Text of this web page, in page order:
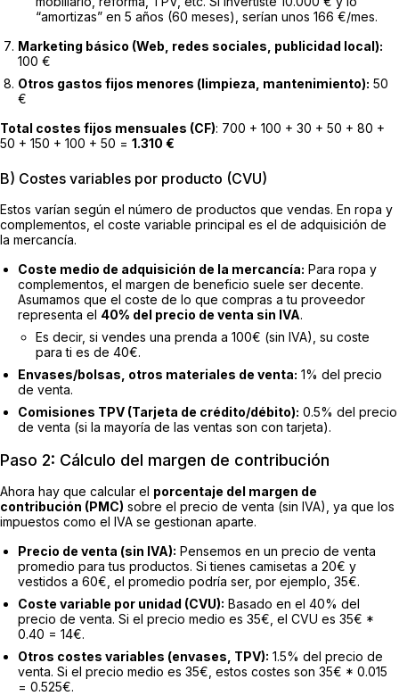
“amortizas” en 5 años (60 meses), serían unos 166 €/mes.
Marketing básico (Web, redes sociales, publicidad local):
100 €
Otros gastos fijos menores (limpieza, mantenimiento): 50
€
Total costes fijos mensuales (CF): 700 + 100 + 30 + 50 + 80 +
50 + 150 + 100 + 50 = 1.310 €
B) Costes variables por producto (CVU)
Estos varían según el número de productos que vendas. En ropa y
complementos, el coste variable principal es el de adquisición de
la mercancía.
Coste medio de adquisición de la mercancía: Para ropa y
complementos, el margen de beneficio suele ser decente.
Asumamos que el coste de lo que compras a tu proveedor
representa el 40% del precio de venta sin IVA.
Es decir, si vendes una prenda a 100€ (sin IVA), su coste
para ti es de 40€.
Envases/bolsas, otros materiales de venta: 1% del precio
de venta.
Comisiones TPV (Tarjeta de crédito/débito): 0.5% del precio
de venta (si la mayoría de las ventas son con tarjeta).
Paso 2: Cálculo del margen de contribución
Ahora hay que calcular el porcentaje del margen de
contribución (PMC) sobre el precio de venta (sin IVA), ya que los
impuestos como el IVA se gestionan aparte.
Precio de venta (sin IVA): Pensemos en un precio de venta
promedio para tus productos. Si tienes camisetas a 20€ y
vestidos a 60€, el promedio podría ser, por ejemplo, 35€.
Coste variable por unidad (CVU): Basado en el 40% del
precio de venta. Si el precio medio es 35€, el CVU es 35€ *
0.40 = 14€.
Otros costes variables (envases, TPV): 1.5% del precio de
venta. Si el precio medio es 35€, estos costes son 35€ * 0.015
= 0.525€.